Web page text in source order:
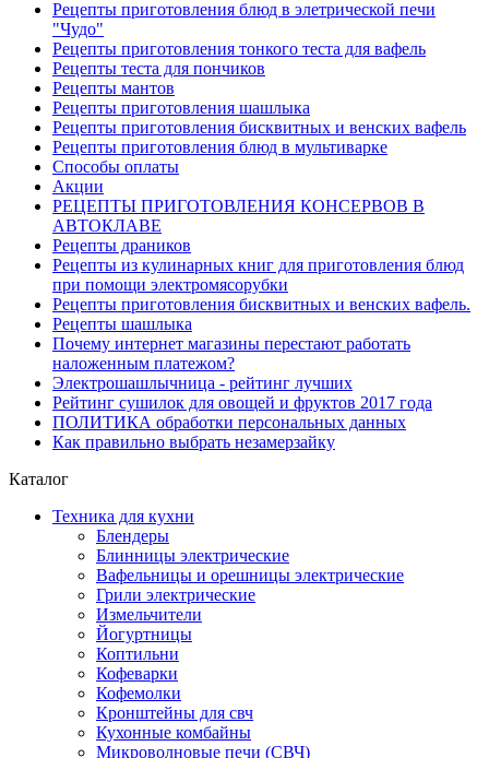
Рецепты приготовления блюд в элетрической печи
"Чудо"
Рецепты приготовления тонкого теста для вафель
Рецепты теста для пончиков
Рецепты мантов
Рецепты приготовления шашлыка
Рецепты приготовления бисквитных и венских вафель
Рецепты приготовления блюд в мультиварке
Способы оплаты
Акции
РЕЦЕПТЫ ПРИГОТОВЛЕНИЯ КОНСЕРВОВ В
АВТОКЛАВЕ
Рецепты драников
Рецепты из кулинарных книг для приготовления блюд
при помощи электромясорубки
Рецепты приготовления бисквитных и венских вафель.
Рецепты шашлыка
Почему интернет магазины перестают работать
наложенным платежом?
Электрошашлычница - рейтинг лучших
Рейтинг сушилок для овощей и фруктов 2017 года
ПОЛИТИКА обработки персональных данных
Как правильно выбрать незамерзайку
Каталог
Техника для кухни
Блендеры
Блинницы электрические
Вафельницы и орешницы электрические
Грили электрические
Измельчители
Йогуртницы
Коптильни
Кофеварки
Кофемолки
Кронштейны для свч
Кухонные комбайны
Микроволновые печи (СВЧ)